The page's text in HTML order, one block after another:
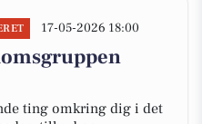
17-05-2026 18:00
ting omkring dig i det